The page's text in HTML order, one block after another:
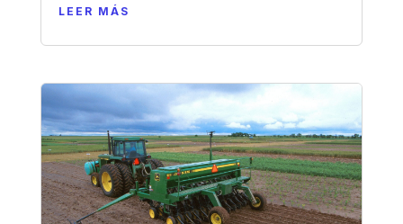
LEER MÁS